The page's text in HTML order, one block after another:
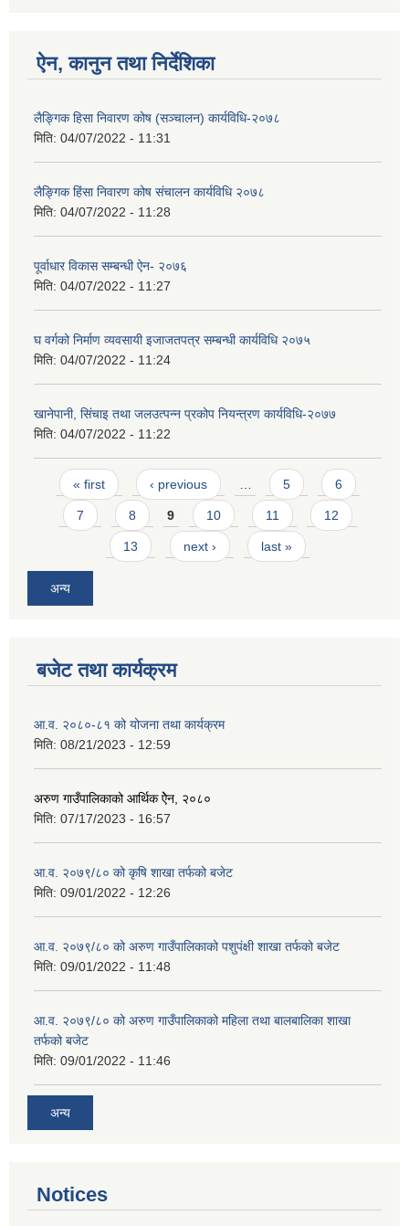
ऐन, कानुन तथा निर्देशिका
लैङ्गिक हिसा निवारण कोष (सञ्चालन) कार्यविधि-२०७८
मिति: 04/07/2022 - 11:31
लैङ्गिक हिंसा निवारण कोष संचालन कार्यविधि २०७८
मिति: 04/07/2022 - 11:28
पूर्वाधार विकास सम्बन्धी ऐन- २०७६
मिति: 04/07/2022 - 11:27
घ वर्गको निर्माण व्यवसायी इजाजतपत्र सम्बन्धी कार्यविधि २०७५
मिति: 04/07/2022 - 11:24
खानेपानी, सिंचाइ तथा जलउत्पन्न प्रकोप नियन्त्रण कार्यविधि-२०७७
मिति: 04/07/2022 - 11:22
Pages
« first ‹ previous 5 6
7 8 9 10 11 12
13 next › last »
अन्य
बजेट तथा कार्यक्रम
आ.व. २०८०-८१ को योजना तथा कार्यक्रम
मिति: 08/21/2023 - 12:59
अरुण गाउँपालिकाको आर्थिक ऐेन, २०८०
मिति: 07/17/2023 - 16:57
आ.व. २०७९/८० को कृषि शाखा तर्फको बजेट
मिति: 09/01/2022 - 12:26
आ.व. २०७९/८० को अरुण गाउँपालिकाको पशुपंक्षी शाखा तर्फको बजेट
मिति: 09/01/2022 - 11:48
आ.व. २०७९/८० को अरुण गाउँपालिकाको महिला तथा बालबालिका शाखा
तर्फको बजेट
मिति: 09/01/2022 - 11:46
अन्य
Notices